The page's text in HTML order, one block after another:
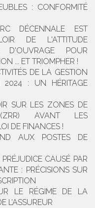
: CONFORMITÉ
DÉCENNALE EST
DE L'ATTITUDE
D'OUVRAGE POUR
... ET TRIOMPHER !
DE LA GESTION
2024 : UN HÉRITAGE
SUR LES ZONES DE
(ZRR) AVANT LES
DE FINANCES !
AUX POSTES DE
CAUSÉ PAR
: PRÉCISIONS SUR
LE RÉGIME DE LA
L’ASSUREUR